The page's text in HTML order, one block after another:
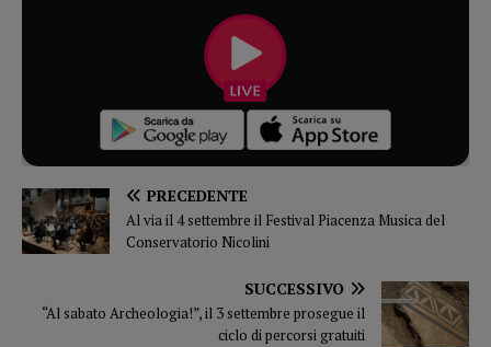
PRECEDENTE
Al via il 4 settembre il Festival Piacenza Musica del
Conservatorio Nicolini
SUCCESSIVO
“Al sabato Archeologia!”, il 3 settembre prosegue il
ciclo di percorsi gratuiti